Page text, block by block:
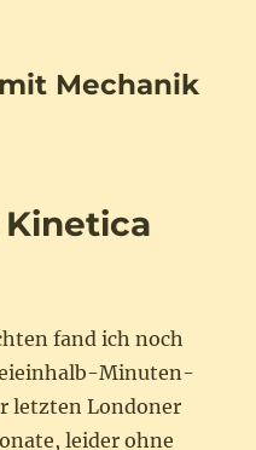
Mechanik
fand ich noch
Minuten-
letzten Londoner
leider ohne